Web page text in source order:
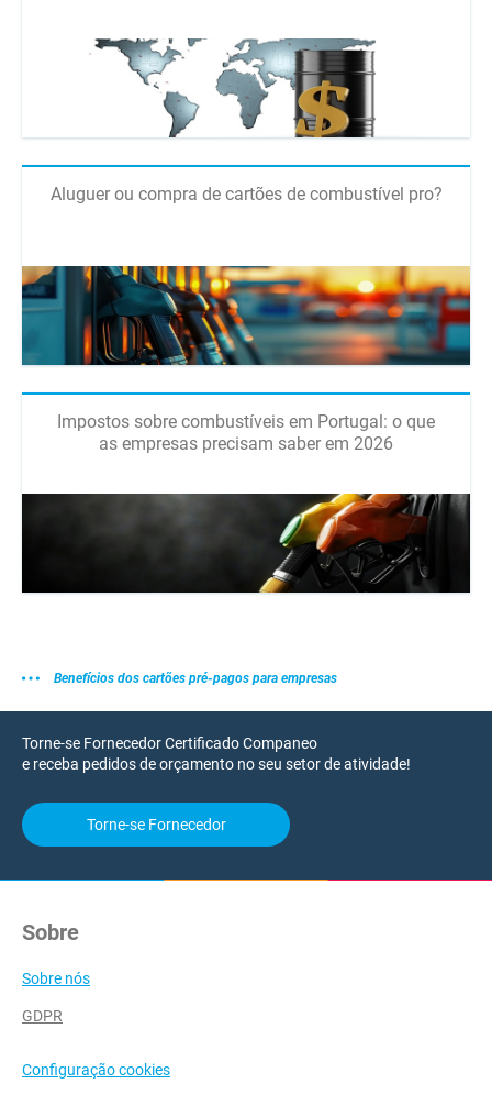
Aluguer ou compra de cartões de combustível pro?
Impostos sobre combustíveis em Portugal: o que
as empresas precisam saber em 2026
Benefícios dos cartões pré-pagos para empresas
Torne-se Fornecedor Certificado Companeo
e receba pedidos de orçamento no seu setor de atividade!
Torne-se Fornecedor
Sobre
Sobre nós
GDPR
Configuração cookies